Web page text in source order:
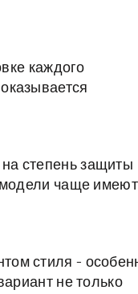
каждого
степень защиты
модели чаще имеют
стиля -
не только